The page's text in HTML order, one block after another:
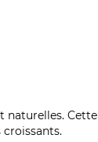
naturelles. Cette